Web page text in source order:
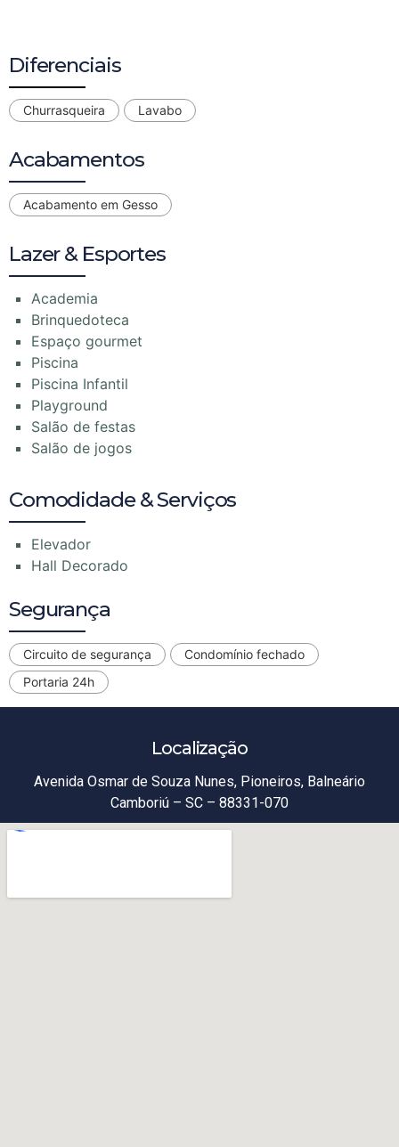
Diferenciais
Churrasqueira Lavabo
Acabamentos
Acabamento em Gesso
Lazer & Esportes
Academia
Brinquedoteca
Espaço gourmet
Piscina
Piscina Infantil
Playground
Salão de festas
Salão de jogos
Comodidade & Serviços
Elevador
Hall Decorado
Segurança
Circuito de segurança
Condomínio fechado
Portaria 24h
Localização
Avenida Osmar de Souza Nunes, Pioneiros, Balneário
Camboriú – SC – 88331-070